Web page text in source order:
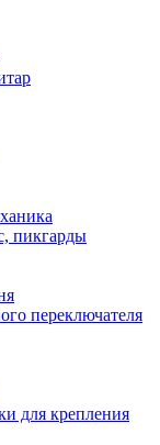
пикгарды
переключателя
для крепления